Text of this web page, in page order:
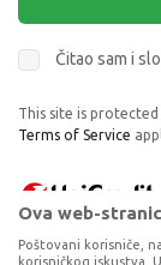
Čitao sam i
This site is protected
Terms of Service
Ova web-
Poštovani korisniče,
korisničkog iskustva.